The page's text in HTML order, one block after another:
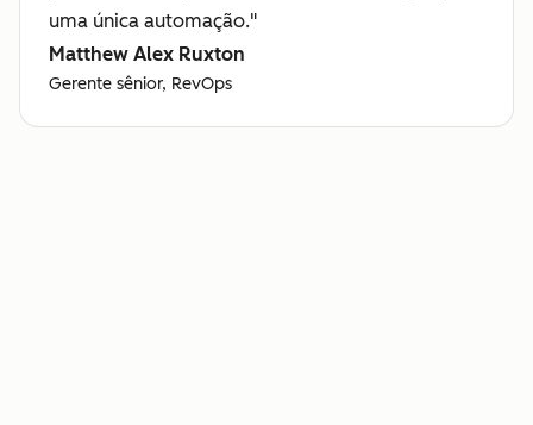
uma única automação."
Matthew Alex Ruxton
Gerente sênior, RevOps